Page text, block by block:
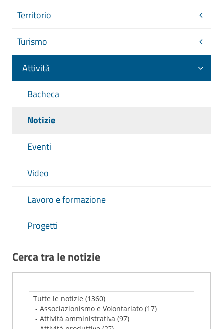
Territorio
Turismo
Attività
Bacheca
Notizie
Eventi
Video
Lavoro e formazione
Progetti
Cerca tra le notizie